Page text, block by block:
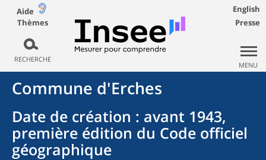
Aide
Thèmes
RECHERCHE
English
Presse
MENU
Commune d'Erches
Date de création : avant 1943,
première édition du Code officiel
géographique